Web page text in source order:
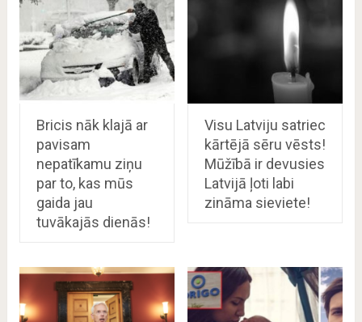
Bricis nāk klajā ar
pavisam
nepatīkamu ziņu
par to, kas mūs
gaida jau
tuvākajās dienās!
Visu Latviju satriec
kārtējā sēru vēsts!
Mūžībā ir devusies
Latvijā ļoti labi
zināma sieviete!